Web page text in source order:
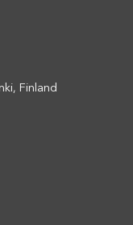
Finland